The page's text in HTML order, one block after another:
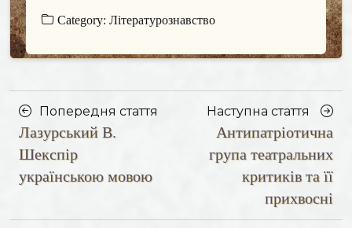
Category: Літературознавство
Posts
navigation
Попередня стаття
Попередня
стаття
Лазурський В.
Шекспір
українською мовою
Наступна стаття
стаття
Антипатріотична
група театральних
критиків та її
прихвосні